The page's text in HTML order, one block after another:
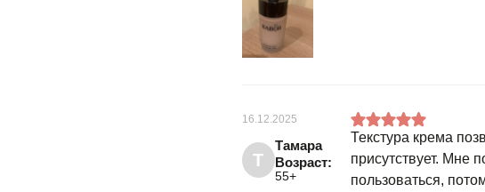
16.12.2025
Т
Тамара
Возраст:
55+
Текстура крема
присутствует. Мне
пользоваться,